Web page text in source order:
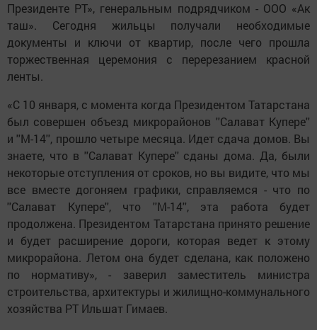
Президенте РТ», генеральным подрядчиком - ООО «Ак
таш». Сегодня жильцы получали необходимые
документы и ключи от квартир, после чего прошла
торжественная церемония с перерезанием красной
ленты.
«С 10 января, с момента когда Президентом Татарстана
был совершен объезд микрорайонов ''Салават Купере''
и ''М-14'', прошло четыре месяца. Идет сдача домов. Вы
знаете, что в ''Салават Купере'' сданы дома. Да, были
некоторые отступления от сроков, но вы видите, что мы
все вместе догоняем графики, справляемся - что по
''Салават Купере'', что ''М-14'', эта работа будет
продолжена. Президентом Татарстана принято решение
и будет расширение дороги, которая ведет к этому
микрорайона. Летом она будет сделана, как положено
по нормативу», - заверил заместитель министра
строительства, архитектуры и жилищно-коммунального
хозяйства РТ Ильшат Гимаев.